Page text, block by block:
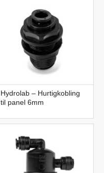
Hydrolab – Hurtigkobling
til panel 6mm